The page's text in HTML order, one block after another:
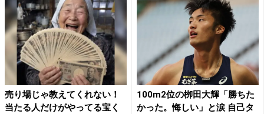
売り場じゃ教えてくれない！
当たる人だけがやってる宝く
100m2位の栁田大輝「勝ちた
かった。悔しい」と涙 自己タ